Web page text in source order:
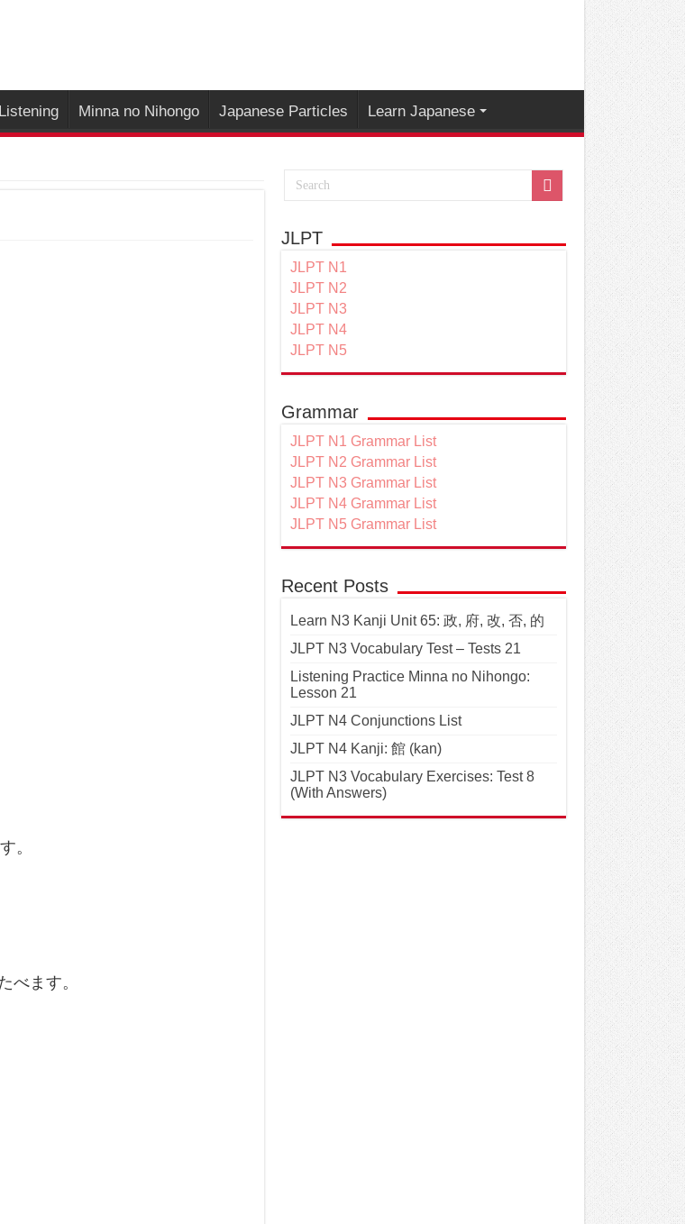
Listening Minna no Nihongo Japanese Particles Learn Japanese
。
ます。
JLPT
JLPT N1
JLPT N2
JLPT N3
JLPT N4
JLPT N5
Grammar
JLPT N1 Grammar List
JLPT N2 Grammar List
JLPT N3 Grammar List
JLPT N4 Grammar List
JLPT N5 Grammar List
Recent Posts
Learn N3 Kanji Unit 65: 政, 府, 改, 否, 的
JLPT N3 Vocabulary Test – Tests 21
Listening Practice Minna no Nihongo:
Lesson 21
JLPT N4 Conjunctions List
JLPT N4 Kanji: 館 (kan)
JLPT N3 Vocabulary Exercises: Test 8
(With Answers)